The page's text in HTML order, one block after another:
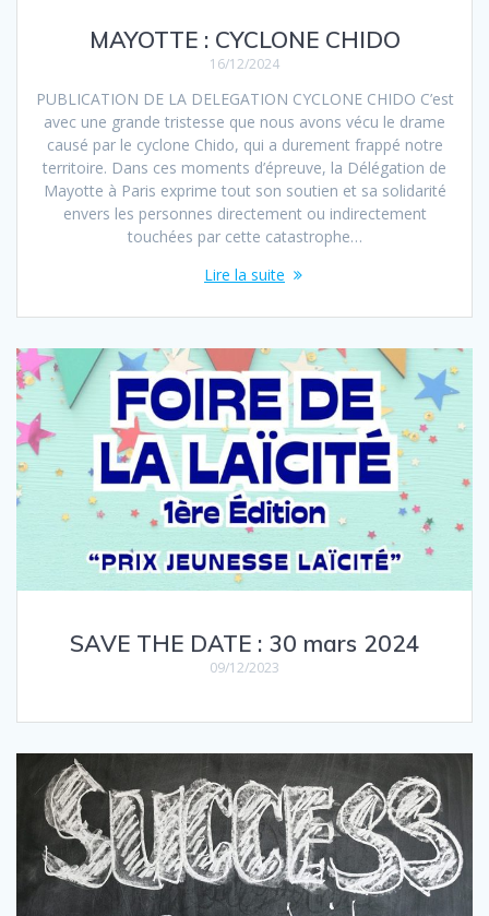
MAYOTTE : CYCLONE CHIDO
16/12/2024
PUBLICATION DE LA DELEGATION CYCLONE CHIDO C’est
avec une grande tristesse que nous avons vécu le drame
causé par le cyclone Chido, qui a durement frappé notre
territoire. Dans ces moments d’épreuve, la Délégation de
Mayotte à Paris exprime tout son soutien et sa solidarité
envers les personnes directement ou indirectement
touchées par cette catastrophe…
Lire la suite
SAVE THE DATE : 30 mars 2024
09/12/2023